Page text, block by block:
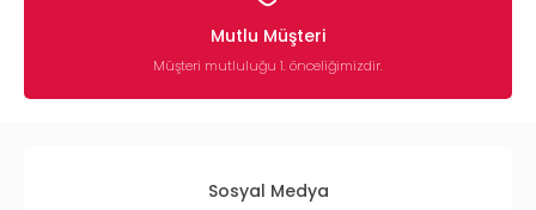
Mutlu Müşteri
Müşteri mutluluğu 1. önceliğimizdir.
Sosyal Medya